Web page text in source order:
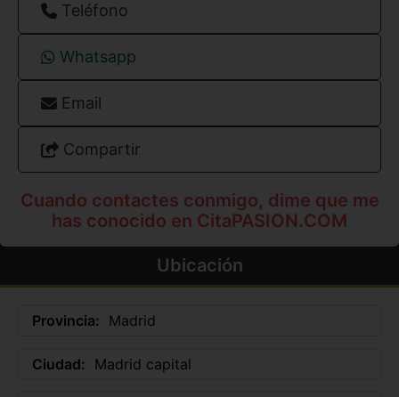
Teléfono
Whatsapp
Email
Compartir
Cuando contactes conmigo, dime que me
has conocido en CitaPASION.COM
Ubicación
Provincia: Madrid
Ciudad: Madrid capital